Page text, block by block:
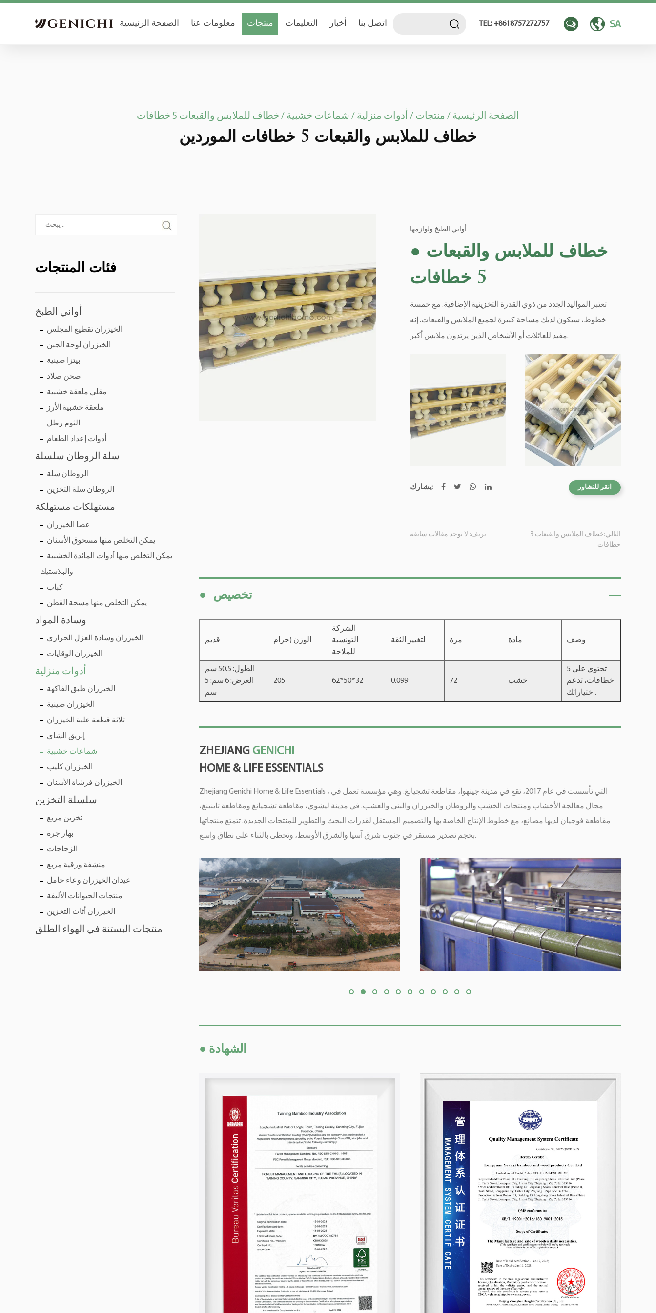
الصفحة الرئيسية معلومات عنا منتجات التعليمات أخبار اتصل بنا TEL: +8618757272757 SA
الصفحة الرئيسية / منتجات / أدوات منزلية / شماعات خشبية / خطاف للملابس والقبعات 5 خطافات
خطاف للملابس والقبعات 5 خطافات الموردين
فئات المنتجات
أواني الطبخ
الخيزران تقطيع المجلس
الخيزران لوحة الجبن
بيتزا صينية
صحن صلاد
مقلي ملعقة خشبية
ملعقة خشبية الأرز
الثوم رطل
أدوات إعداد الطعام
سلة الروطان سلسلة
الروطان سلة
الروطان سلة التخزين
مستهلكات مستهلكة
عصا الخيزران
يمكن التخلص منها مسحوق الأسنان
يمكن التخلص منها أدوات المائدة الخشبية
والبلاستيك
كباب
يمكن التخلص منها مسحة القطن
وسادة المواد
الخيزران وسادة العزل الحراري
الخيزران الوقايات
أدوات منزلية
الخيزران طبق الفاكهة
الخيزران صينية
ثلاثة قطعة علبة الخيزران
إبريق الشاي
شماعات خشبية
الخيزران كليب
الخيزران فرشاة الأسنان
سلسلة التخزين
تخزين مربع
بهار جرة
الزجاجات
منشفة ورقية مربع
عيدان الخيزران وعاء حامل
منتجات الحيوانات الأليفة
الخيزران أثاث التخزين
منتجات البستنة في الهواء الطلق
أواني الطبخ ولوازمها
●
5 خطافات
تعتبر المواليد الجدد من ذوي القدرة التخزينية الإضافية. مع خمسة
خطوط، سيكون لديك مساحة كبيرة لجميع الملابس والقبعات. إنه
مفيد للعائلات أو الأشخاص الذين يرتدون ملابس أكبر.
يشارك: انقر للتشاور
بريف: لا توجد مقالات سابقة
التالي:خطاف الملابس والقبعات 3
خطافات
● تخصيص
قديم الوزن (جرام
الشركة
التونسية
للملاحة
لتغيير الثقة مرة مادة وصف
الطول: 50.5 سم
العرض: 6 سم: 5
سم
205 62*50*32 0.099 72 خشب
تحتوي على 5
خطافات، تدعم
اختياراتك.
ZHEJIANG GENICHI
HOME & LIFE ESSENTIALS
Zhejiang Genichi Home & Life Essentials ، التي تأسست في عام 2017، تقع في مدينة جينهوا، مقاطعة تشجيانغ. وهي مؤسسة تعمل في
مجال معالجة الأخشاب ومنتجات الخشب والروطان والخيزران والبني والعشب. في مدينة ليشوي، مقاطعة تشجيانغ ومقاطعة تاينينغ،
مقاطعة فوجيان لديها مصانع، مع خطوط الإنتاج الخاصة بها والتصميم المستقل لقدرات البحث والتطوير للمنتجات الجديدة. تتمتع منتجاتها
بحجم تصدير مستقر في جنوب شرق آسيا والشرق الأوسط، وتحظى بالثناء على نطاق واسع.
● الشهادة